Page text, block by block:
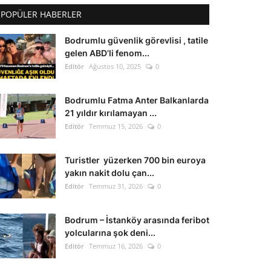
POPÜLER HABERLER
Bodrumlu güvenlik görevlisi , tatile
gelen ABD’li fenom...
Editör Ağustos 10, 2025 0
Bodrumlu Fatma Anter Balkanlarda
21 yıldır kırılamayan ...
Editör Temmuz 15, 2026 0
Turistler yüzerken 700 bin euroya
yakın nakit dolu çan...
Editör Temmuz 31, 2026 0
Bodrum – İstanköy arasında feribot
yolcularına şok deni...
Editör Temmuz 16, 2026 0